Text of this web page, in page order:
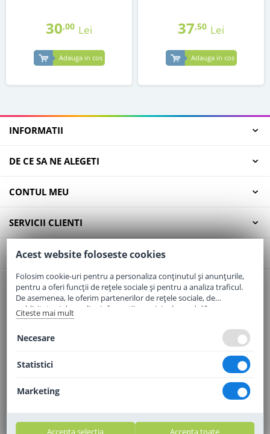
30,00 Lei
Adauga in cos
37,50 Lei
Adauga in cos
INFORMATII
DE CE SA NE ALEGETI
CONTUL MEU
SERVICII CLIENTI
CONTACT
Email:office@elaptepraf.ro
Telefon:0745-964-449
Adresa:Sos. Borsului, Nr. 20, Oradea, Jud. Bihor
Acest website foloseste cookies
Folosim cookie-uri pentru a personaliza conținutul și anunțurile,
pentru a oferi funcții de rețele sociale și pentru a analiza traficul.
De asemenea, le oferim partenerilor de rețele sociale, de
publicitate și de analize informații cu privire la modul în care
folosiți site-ul nostru. Aceștia le pot combina cu alte informații
Citeste mai mult
Necesare
Statistici
Marketing
Accepta selectia Accepta toate